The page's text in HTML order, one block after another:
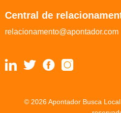
Central de
relacionamento@apontador.com
© 2026 Apontador Busca